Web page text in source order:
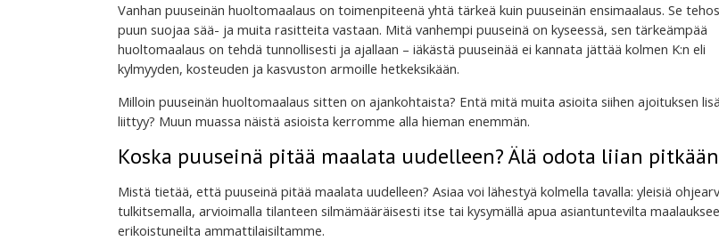
Vanhan puuseinän huoltomaalaus on toimenpiteenä yhtä tärkeä kuin puuseinän ensimaalaus. Se
puun suojaa sää- ja muita rasitteita vastaan. Mitä vanhempi puuseinä on kyseessä, sen tärkeämpää
huoltomaalaus on tehdä tunnollisesti ja ajallaan – iäkästä puuseinää ei kannata jättää kolmen K:n eli
kylmyyden, kosteuden ja kasvuston armoille hetkeksikään.
Milloin puuseinän huoltomaalaus sitten on ajankohtaista? Entä mitä muita asioita siihen ajoituksen
liittyy? Muun muassa näistä asioista kerromme alla hieman enemmän.
Koska puuseinä pitää maalata uudelleen? Älä odota liian
Mistä tietää, että puuseinä pitää maalata uudelleen? Asiaa voi lähestyä kolmella tavalla: yleisiä
tulkitsemalla, arvioimalla tilanteen silmämääräisesti itse tai kysymällä apua asiantuntevilta
erikoistuneilta ammattilaisiltamme.